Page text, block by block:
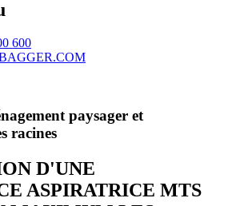
600
paysager et
racines
D'UNE
ASPIRATRICE MTS